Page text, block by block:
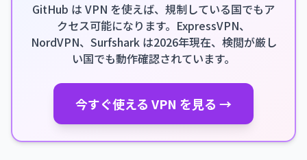
GitHub は VPN を使えば、規制している国でもア
クセス可能になります。ExpressVPN、
NordVPN、Surfshark は2026年現在、検閲が厳し
い国でも動作確認されています。
今すぐ使える VPN を見る →